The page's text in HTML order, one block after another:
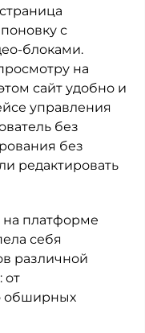
с
блоками.
на
сайт удобно и
управления
без
без
редактировать
платформе
себя
различной
от
обширных